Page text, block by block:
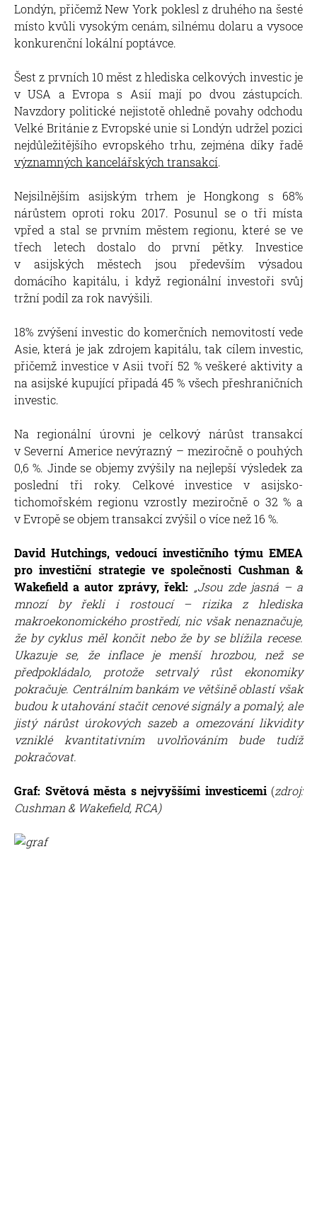
Londýn, přičemž New York poklesl z druhého na šesté
místo kvůli vysokým cenám, silnému dolaru a vysoce
konkurenční lokální poptávce.
Šest z prvních 10 měst z hlediska celkových investic je
v USA a Evropa s Asií mají po dvou zástupcích.
Navzdory politické nejistotě ohledně povahy odchodu
Velké Británie z Evropské unie si Londýn udržel pozici
nejdůležitějšího evropského trhu, zejména díky řadě
významných kancelářských transakcí.
Nejsilnějším asijským trhem je Hongkong s 68%
nárůstem oproti roku 2017. Posunul se o tři místa
vpřed a stal se prvním městem regionu, které se ve
třech letech dostalo do první pětky. Investice
v asijských městech jsou především výsadou
domácího kapitálu, i když regionální investoři svůj
tržní podíl za rok navýšili.
18% zvýšení investic do komerčních nemovitostí vede
Asie, která je jak zdrojem kapitálu, tak cílem investic,
přičemž investice v Asii tvoří 52 % veškeré aktivity a
na asijské kupující připadá 45 % všech přeshraničních
investic.
Na regionální úrovni je celkový nárůst transakcí
v Severní Americe nevýrazný – meziročně o pouhých
0,6 %. Jinde se objemy zvýšily na nejlepší výsledek za
poslední tři roky. Celkové investice v asijsko-
tichomořském regionu vzrostly meziročně o 32 % a
v Evropě se objem transakcí zvýšil o více než 16 %.
David Hutchings, vedoucí investičního týmu EMEA
pro investiční strategie ve společnosti Cushman &
Wakefield a autor zprávy, řekl: „Jsou zde jasná – a
mnozí by řekli i rostoucí – rizika z hlediska
makroekonomického prostředí, nic však nenaznačuje,
že by cyklus měl končit nebo že by se blížila recese.
Ukazuje se, že inflace je menší hrozbou, než se
předpokládalo, protože setrvalý růst ekonomiky
pokračuje. Centrálním bankám ve většině oblastí však
budou k utahování stačit cenové signály a pomalý, ale
jistý nárůst úrokových sazeb a omezování likvidity
vzniklé kvantitativním uvolňováním bude tudíž
pokračovat.
Graf: Světová města s nejvyššími investicemi (zdroj:
Cushman & Wakefield, RCA)